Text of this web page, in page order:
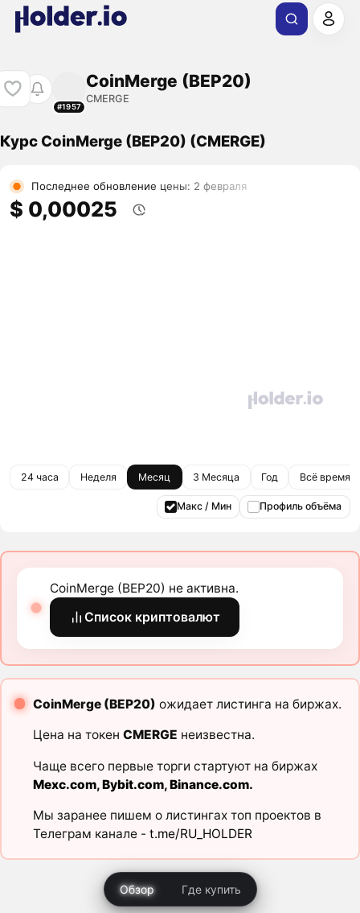
#1957
CoinMerge (BEP20)
CMERGE
Курс CoinMerge (BEP20) (CMERGE)
Последнее обновление цены: 2 февраля
$ 0,00025
24 часа Неделя Месяц 3 Месяца Год Всё время
Макс / Мин Профиль объёма
CoinMerge (BEP20) не активна.
Список криптовалют
CoinMerge (BEP20) ожидает листинга на биржах.
Цена на токен CMERGE неизвестна.
Чаще всего первые торги стартуют на биржах
Mexc.com,Bybit.com,Binance.com.
Мы заранее пишем о листингах топ проектов в
Телеграм канале - t.me/RU_HOLDER
Обзор Где купить